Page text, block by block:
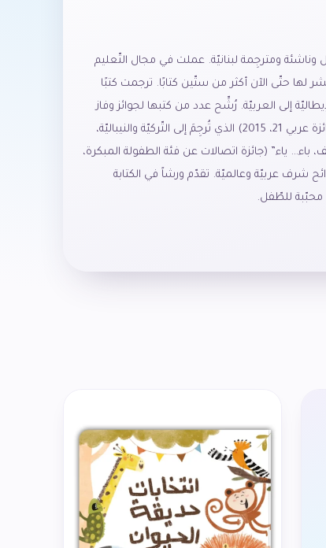
ومترجِمة لبنانيّة. عملت في مجال التّعليم
لها حتّى الآن أكثر من ستّين كتابًا. ترجمت كتبًا
إلى العربيّة. رُشِّح عدد من كتبها لجوائز وفاز
منها مع دار السّاقي: “خطّ أحمر” (جائزة عربي 21، 2015) الذي تُرجِمَ إلى التّركيّة والنيباليّة،
عربي 21، 2017)، “ألف، باء… ياء” (جائزة اتصالات عن فئة الطفولة المبكرة،
شرف عربيّة وعالميّة. تقدّم ورشاً في الكتابة
محبّبة للطّفل.